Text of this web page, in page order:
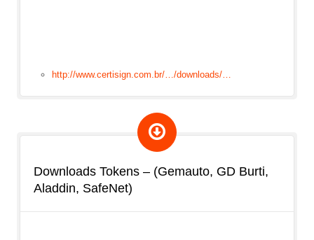
http://www.certisign.com.br/…/downloads/…
Downloads Tokens – (Gemauto, GD Burti,
Aladdin, SafeNet)